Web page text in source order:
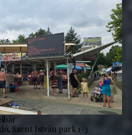
Szent István park 1-3